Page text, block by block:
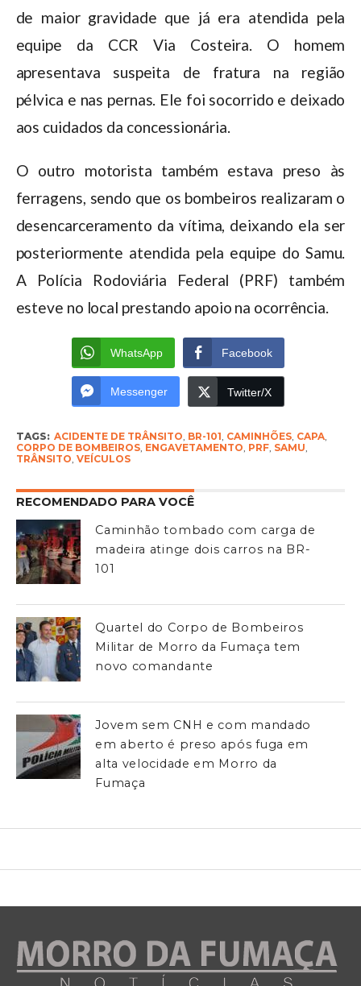
de maior gravidade que já era atendida pela
equipe da CCR Via Costeira. O homem
apresentava suspeita de fratura na região
pélvica e nas pernas. Ele foi socorrido e deixado
aos cuidados da concessionária.
O outro motorista também estava preso às
ferragens, sendo que os bombeiros realizaram o
desencarceramento da vítima, deixando ela ser
posteriormente atendida pela equipe do Samu.
A Polícia Rodoviária Federal (PRF) também
esteve no local prestando apoio na ocorrência.
WhatsApp Facebook
Messenger Twitter/X
TAGS: ACIDENTE DE TRÂNSITO BR-101 CAMINHÕES, CAPA,
CORPO DE BOMBEIROS, ENGAVETAMENTO PRF, SAMU
TRÂNSITO VEÍCULOS
RECOMENDADO PARA VOCÊ
Caminhão tombado com carga de
madeira atinge dois carros na BR-
101
Quartel do Corpo de Bombeiros
Militar de Morro da Fumaça tem
novo comandante
Jovem sem CNH e com mandado
em aberto é preso após fuga em
alta velocidade em Morro da
Fumaça